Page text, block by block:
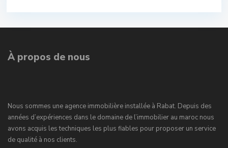
À propos de nous
Nous sommes une agence immobilière installée à Rabat. Depuis des
années d’expériences dans le domaine de l’immobilier au maroc nous
avons acquis les techniques les plus fiables pour proposer un service
de qualité à nos clients.